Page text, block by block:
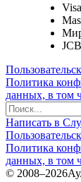
Visa
JCB
Политика
данных, в том
Написать в
Политика
данных, в том
© 2008–2026